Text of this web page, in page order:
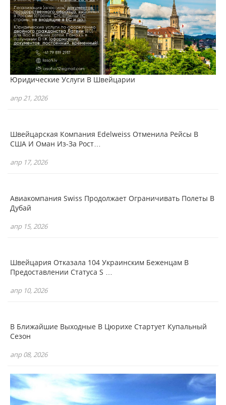
Юридические Услуги В Швейцарии
апр 21, 2026
Швейцарская Компания Edelweiss Отменила Рейсы В
США И Оман Из-За Рост…
апр 17, 2026
Авиакомпания Swiss Продолжает Ограничивать Полеты В
Дубай
апр 15, 2026
Швейцария Отказала 104 Украинским Беженцам В
Предоставлении Статуса S …
апр 10, 2026
В Ближайшие Выходные В Цюрихе Стартует Купальный
Сезон
апр 08, 2026